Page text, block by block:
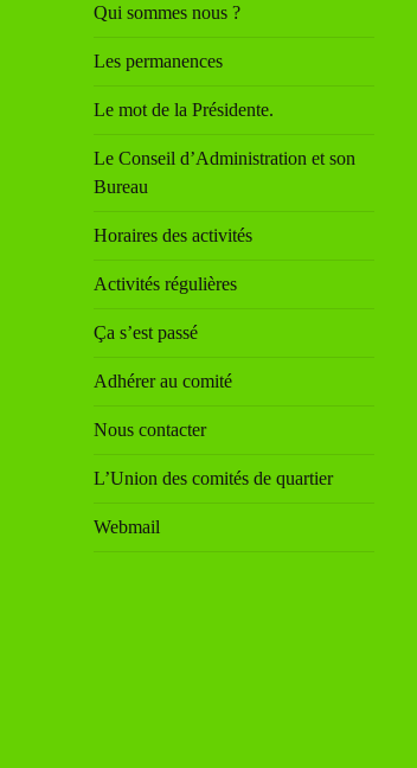
Qui sommes nous ?
Les permanences
Le mot de la Présidente.
Le Conseil d’Administration et son
Bureau
Horaires des activités
Activités régulières
Ça s’est passé
Adhérer au comité
Nous contacter
L’Union des comités de quartier
Webmail